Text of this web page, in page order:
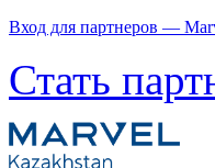
Вход для партнеров —
Стать